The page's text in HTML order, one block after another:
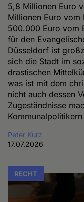
5,8 Millionen Euro
Millionen Euro vom
500.000 Euro vom
für den
Düsseldorf ist
sich die Stadt im
drastischen
was ist mit dem
nicht auch dessen
Zugeständnisse
Peter Kurz
17.07.2026
RECHT